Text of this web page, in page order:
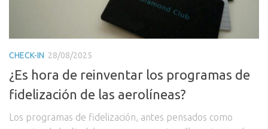
CHECK-IN 28/08/2025
¿Es hora de reinventar los programas de
fidelización de las aerolíneas?
Los programas de fidelización, antes pensados como